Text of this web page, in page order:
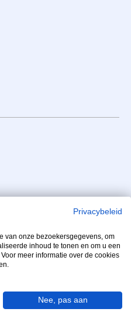
Privacybeleid
van onze bezoekersgegevens, om
inhoud te tonen en om u een
meer informatie over de cookies
Nee, pas aan